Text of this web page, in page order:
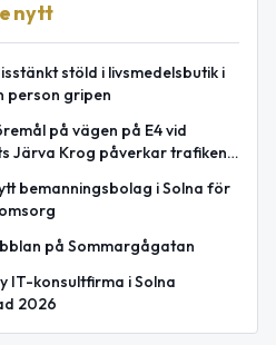
nytt
stöld i livsmedelsbutik i
person gripen
på vägen på E4 vid
Järva Krog påverkar trafiken
bemanningsbolag i Solna för
på Sommargågatan
IT-konsultfirma i Solna
2026